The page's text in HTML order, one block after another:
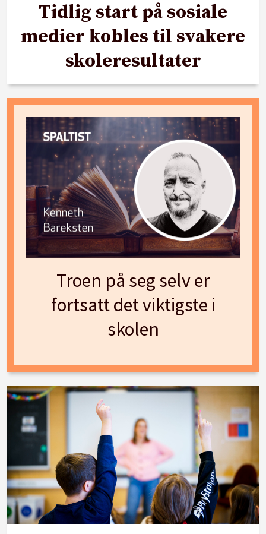
Tidlig start på sosiale
medier kobles til svakere
skoleresultater
Troen på seg selv er
fortsatt det viktigste i
skolen